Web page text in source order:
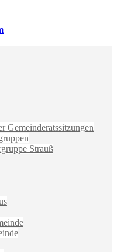
Gemeinderatssitzungen
Strauß